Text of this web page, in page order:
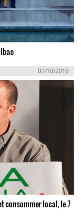
07/10/2016
consommer local, le 7